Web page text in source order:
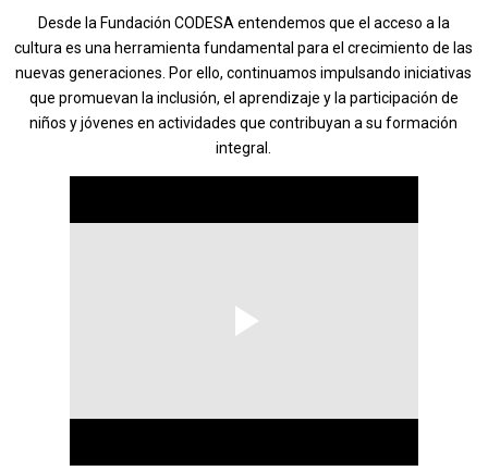
Desde la Fundación CODESA entendemos que el acceso a la
cultura es una herramienta fundamental para el crecimiento de las
nuevas generaciones. Por ello, continuamos impulsando iniciativas
que promuevan la inclusión, el aprendizaje y la participación de
niños y jóvenes en actividades que contribuyan a su formación
integral.